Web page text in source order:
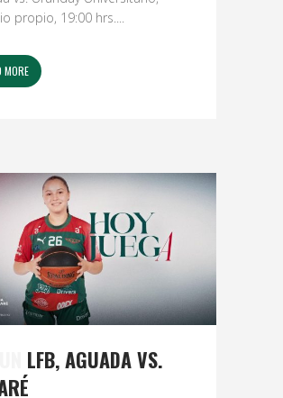
propio, 19:00 hrs....
MORE
LFB, AGUADA VS.